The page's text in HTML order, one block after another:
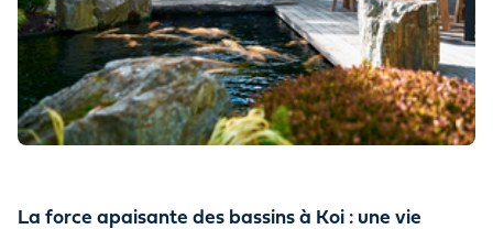
La force apaisante des bassins à Koi : une vie